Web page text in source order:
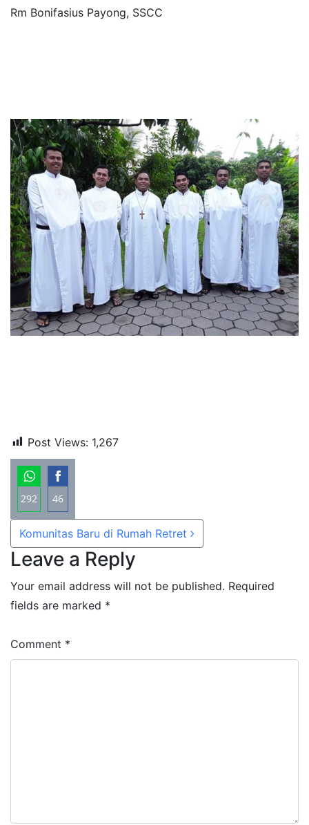
Rm Bonifasius Payong, SSCC
Post Views: 1,267
292
Share
on
WhatsApp
46
Share
on
Facebook
Post navigation
Komunitas Baru di Rumah Retret
Leave a Reply
Your email address will not be published. Required
fields are marked *
Comment *